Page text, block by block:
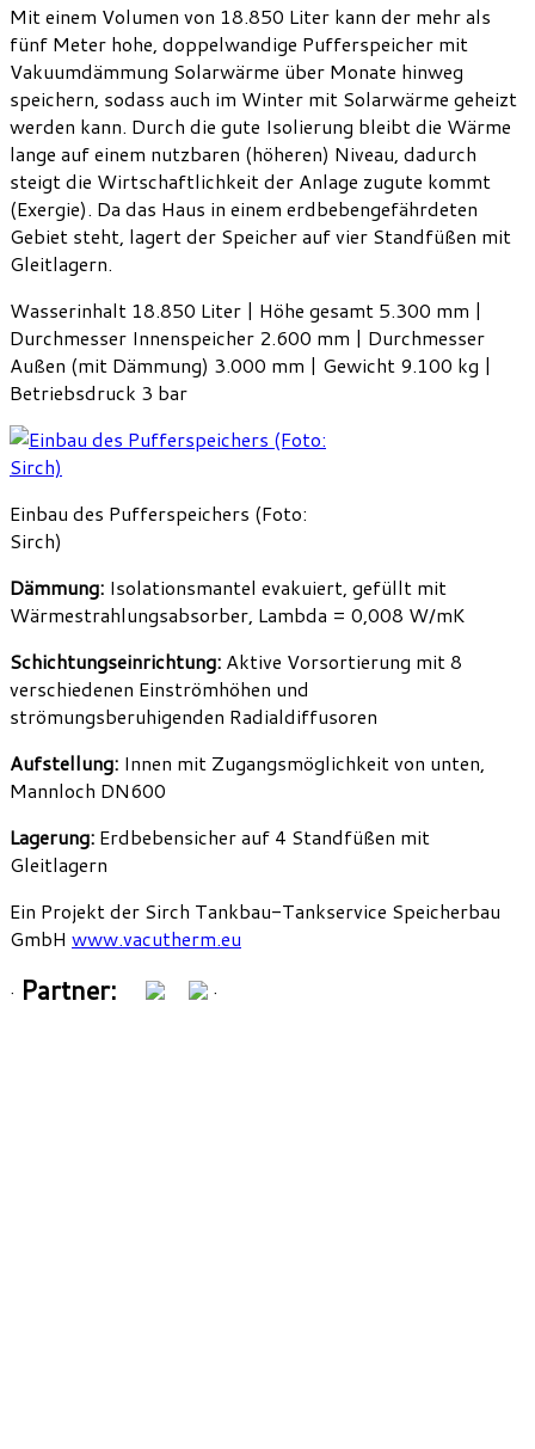
Mit einem Volumen von 18.850 Liter kann der mehr als
fünf Meter hohe, doppelwandige Pufferspeicher mit
Vakuumdämmung Solarwärme über Monate hinweg
speichern, sodass auch im Winter mit Solarwärme geheizt
werden kann. Durch die gute Isolierung bleibt die Wärme
lange auf einem nutzbaren (höheren) Niveau, dadurch
steigt die Wirtschaftlichkeit der Anlage zugute kommt
(Exergie). Da das Haus in einem erdbebengefährdeten
Gebiet steht, lagert der Speicher auf vier Standfüßen mit
Gleitlagern.
Wasserinhalt 18.850 Liter | Höhe gesamt 5.300 mm |
Durchmesser Innenspeicher 2.600 mm | Durchmesser
Außen (mit Dämmung) 3.000 mm | Gewicht 9.100 kg |
Betriebsdruck 3 bar
Einbau des Pufferspeichers (Foto:
Sirch)
Dämmung: Isolationsmantel evakuiert, gefüllt mit
Wärmestrahlungsabsorber, Lambda = 0,008 W/mK
Schichtungseinrichtung: Aktive Vorsortierung mit 8
verschiedenen Einströmhöhen und
strömungsberuhigenden Radialdiffusoren
Aufstellung: Innen mit Zugangsmöglichkeit von unten,
Mannloch DN600
Lagerung: Erdbebensicher auf 4 Standfüßen mit
Gleitlagern
Ein Projekt der Sirch Tankbau-Tankservice Speicherbau
GmbH www.vacutherm.eu
· Partner: ·